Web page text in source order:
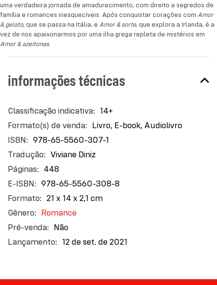
repleta de mistérios emAmor & azeitonas.
uma verdadeira jornada de amadurecimento, com direito a segredos de
família e romances inesquecíveis. Após conquistar corações com Amor
& gelato, que se passa na Itália, e Amor & sorte, que explora a Irlanda, é a
vez de nos apaixonarmos por uma ilha grega repleta de mistérios em
Amor & azeitonas.
informações técnicas
Mais
informações
14+
Livro, E-book, Audiolivro
978-65-5560-307-1
Viviane Diniz
448
978-65-5560-308-8
21 x 14 x 2,1 cm
Romance
Não
12 de set. de 2021